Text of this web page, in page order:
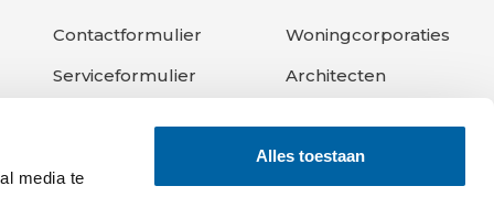
media te
Alles toestaan
Contactformulier
Serviceformulier
Woningcorporaties
Architecten
VvE's